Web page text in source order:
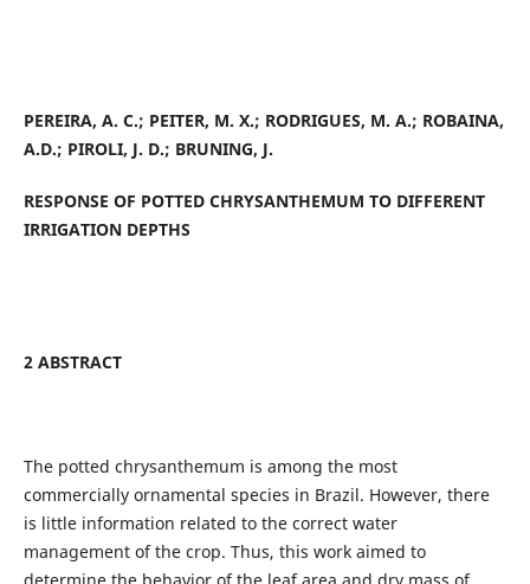
PEREIRA, A. C.; PEITER, M. X.; RODRIGUES, M. A.; ROBAINA,
A.D.; PIROLI, J. D.; BRUNING, J.
RESPONSE OF POTTED CHRYSANTHEMUM TO DIFFERENT
IRRIGATION DEPTHS
2 ABSTRACT
The potted chrysanthemum is among the most
commercially ornamental species in Brazil. However, there
is little information related to the correct water
management of the crop. Thus, this work aimed to